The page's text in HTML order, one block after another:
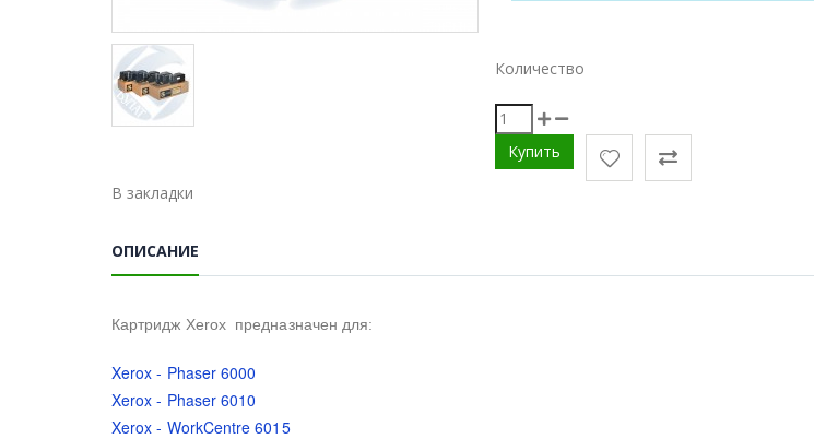
Количество
В закладки
ОПИСАНИЕ
Картридж Xerox предназначен для:
Xerox - Phaser 6000
Xerox - Phaser 6010
Xerox - WorkCentre 6015